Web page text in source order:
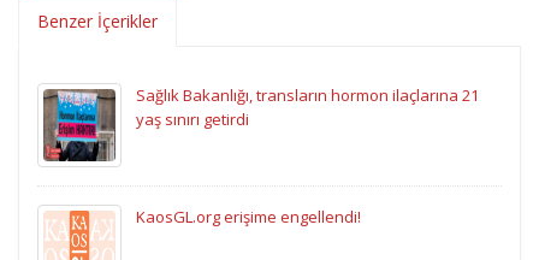
Benzer İçerikler
Sağlık Bakanlığı, transların hormon ilaçlarına 21
yaş sınırı getirdi
KaosGL.org erişime engellendi!